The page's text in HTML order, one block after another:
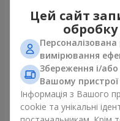
Букет "Ніжність світанку"
4 265 грн
Цей сайт
вимірювання
Збереження і/
Вашому пристрої
Інформація з Вашого
cookie та унікальні